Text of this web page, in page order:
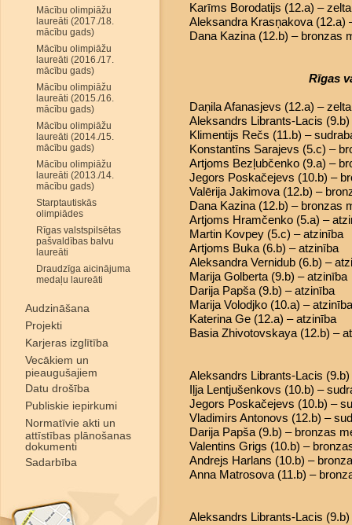
Mācību olimpiāžu
laureāti (2017./18.
mācību gads)
Mācību olimpiāžu
laureāti (2016./17.
mācību gads)
Mācību olimpiāžu
laureāti (2015./16.
mācību gads)
Mācību olimpiāžu
laureāti (2014./15.
mācību gads)
Mācību olimpiāžu
laureāti (2013./14.
mācību gads)
Starptautiskās
olimpiādes
Rīgas valstspilsētas
pašvaldības balvu
laureāti
Draudzīga aicinājuma
medaļu laureāti
Audzināšana
Projekti
Karjeras izglītība
Vecākiem un
pieaugušajiem
Datu drošība
Publiskie iepirkumi
Normatīvie akti un
attīstības plānošanas
dokumenti
Sadarbība
Karīms Borodatijs (12.a) –
Aleksandra Krasņakova (12.a)
Dana Kazina (12.b) – bronzas
Rīgas
Daņila Afanasjevs (12.a) –
Aleksandrs Librants-Lacis
Klimentijs Rečs (11.b) –
Konstantīns Sarajevs (5.c) –
Artjoms Bezļubčenko (9.a) –
Jegors Poskačejevs (10.b) –
Valērija Jakimova (12.b) –
Dana Kazina (12.b) – bronzas
Artjoms Hramčenko (5.a) –
Martin Kovpey (5.c) – atzinība
Artjoms Buka (6.b) – atzinība
Aleksandra Vernidub (6.b) –
Marija Golberta (9.b) – atzinība
Darija Papša (9.b) – atzinība
Marija Volodjko (10.a) – atzinība
Katerina Ge (12.a) – atzinība
Basia Zhivotovskaya (12.b) –
Aleksandrs Librants-Lacis
Iļja Lentjušenkovs (10.b) –
Jegors Poskačejevs (10.b) –
Vladimirs Antonovs (12.b) –
Darija Papša (9.b) – bronzas
Valentins Grigs (10.b) –
Andrejs Harlans (10.b) –
Anna Matrosova (11.b) –
Aleksandrs Librants-Lacis